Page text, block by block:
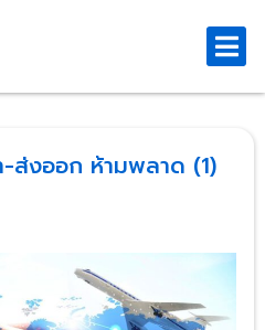
ส่งออก ห้ามพลาด (1)